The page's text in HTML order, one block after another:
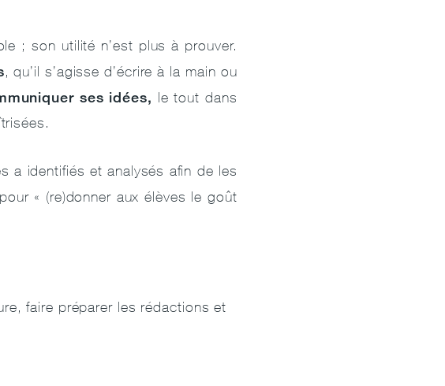
; son utilité n’est plus à prouver.
, qu’il s’agisse d’écrire à la main ou
ses idées, le tout dans
a identifiés et analysés afin de les
« (re)donner aux élèves le goût
faire préparer les rédactions et